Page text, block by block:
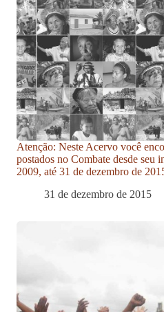
Atenção: Neste Acervo você
postados no Combate desde seu
2009, até 31 de dezembro de
31 de dezembro de 2015